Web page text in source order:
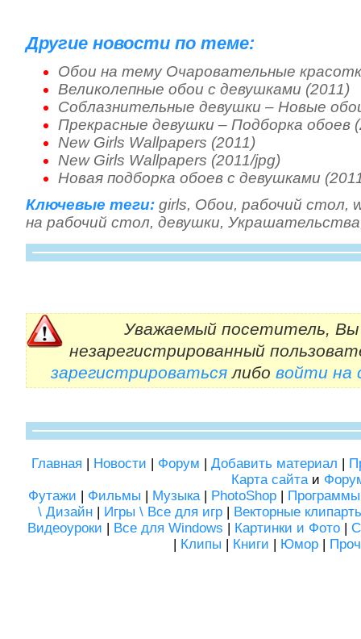
Другие новости по теме:
Обои на тему Очаровательные
Великолепные обои с девушками (2011)
Соблазнительные девушки – Новые
Прекрасные девушки – Подборка обоев
New Girls Wallpapers (2011)
New Girls Wallpapers (2011/jpg)
Новая подборка обоев с девушками
Ключевые теги: girls, Обои, рабочий стол,
на рабочий стол, девушки, Украшательства
Уважаемый посетитель, Вы
незарегистрированный
зарегистрироватьсялибо войти на
Главная | Новости | Форум | Добавить материал |
Карта сайтаи
Футажи | Фильмы | Музыка| PhotoShop | Программы
\ Дизайн | Игры \ Все для игр | Векторные
Видеоуроки | Все для Windows | Картинки и Фото|
| Клипы | Книги | Юмор |